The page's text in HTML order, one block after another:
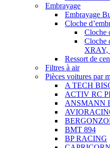
Embrayage
Embrayage
Cloche
Cloche
Cloche
XRAY,
Ressort de
Filtres à air
Pièces voitures par
A TECH
ACTIV RC
ANSMANN
BMT 894
BP RACING